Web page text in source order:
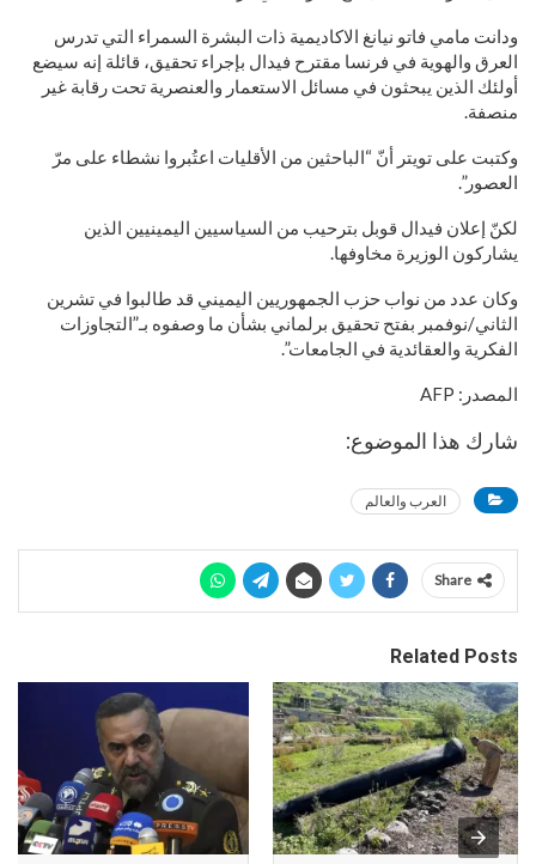
ودانت مامي فاتو نيانغ الاكاديمية ذات البشرة السمراء التي تدرس
العرق والهوية في فرنسا مقترح فيدال بإجراء تحقيق، قائلة إنه سيضع
أولئك الذين يبحثون في مسائل الاستعمار والعنصرية تحت رقابة غير
منصفة.
وكتبت على تويتر أنّ “الباحثين من الأقليات اعتُبروا نشطاء على مرّ
العصور”.
لكنّ إعلان فيدال قوبل بترحيب من السياسيين اليمينيين الذين
يشاركون الوزيرة مخاوفها.
وكان عدد من نواب حزب الجمهوريين اليميني قد طالبوا في تشرين
الثاني/نوفمبر بفتح تحقيق برلماني بشأن ما وصفوه بـ”التجاوزات
الفكرية والعقائدية في الجامعات”.
المصدر: AFP
شارك هذا الموضوع:
العرب والعالم
Share
Related Posts